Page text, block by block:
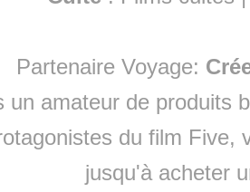
Partenaire Voyage:
un amateur de produits
du film Five,
jusqu'à acheter